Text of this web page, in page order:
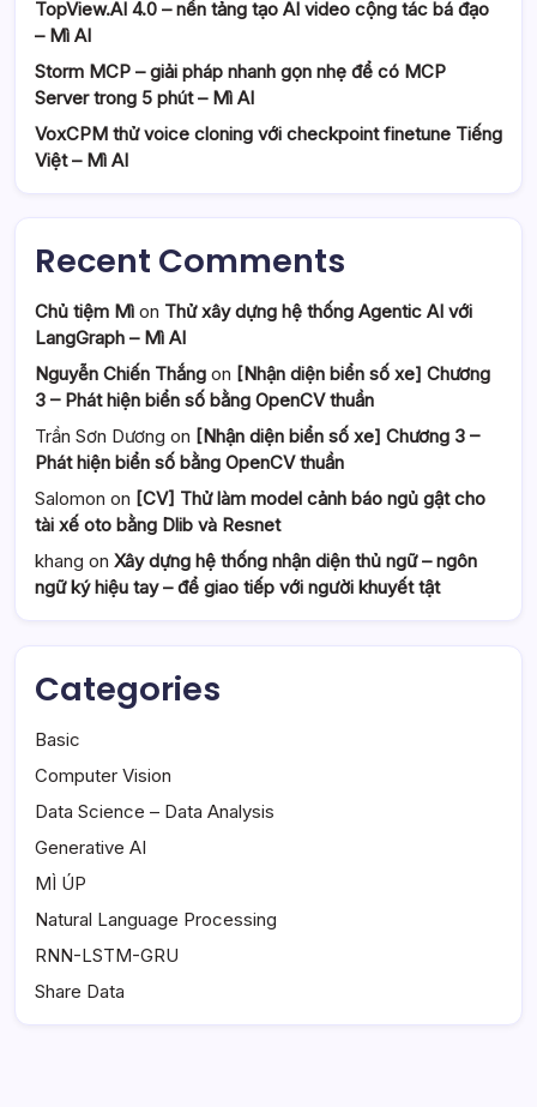
TopView.AI 4.0 – nền tảng tạo AI video cộng tác bá đạo
– Mì AI
Storm MCP – giải pháp nhanh gọn nhẹ để có MCP
Server trong 5 phút – Mì AI
VoxCPM thử voice cloning với checkpoint finetune Tiếng
Việt – Mì AI
Recent Comments
Chủ tiệm Mì on Thử xây dựng hệ thống Agentic AI với
LangGraph – Mì AI
Nguyễn Chiến Thắng on [Nhận diện biển số xe] Chương
3 – Phát hiện biển số bằng OpenCV thuần
Trần Sơn Dương on [Nhận diện biển số xe] Chương 3 –
Phát hiện biển số bằng OpenCV thuần
Salomon on [CV] Thử làm model cảnh báo ngủ gật cho
tài xế oto bằng Dlib và Resnet
khang on Xây dựng hệ thống nhận diện thủ ngữ – ngôn
ngữ ký hiệu tay – để giao tiếp với người khuyết tật
Categories
Basic
Computer Vision
Data Science – Data Analysis
Generative AI
MÌ ÚP
Natural Language Processing
RNN-LSTM-GRU
Share Data